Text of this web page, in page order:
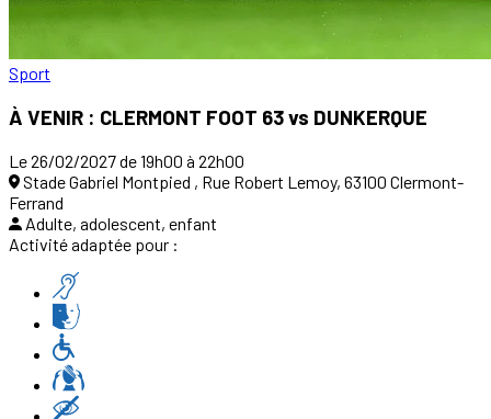
Sport
À VENIR : CLERMONT FOOT 63 vs DUNKERQUE
Le 26/02/2027 de 19h00 à 22h00
Stade Gabriel Montpied , Rue Robert Lemoy, 63100 Clermont-
Ferrand
Adulte, adolescent, enfant
Activité adaptée pour :